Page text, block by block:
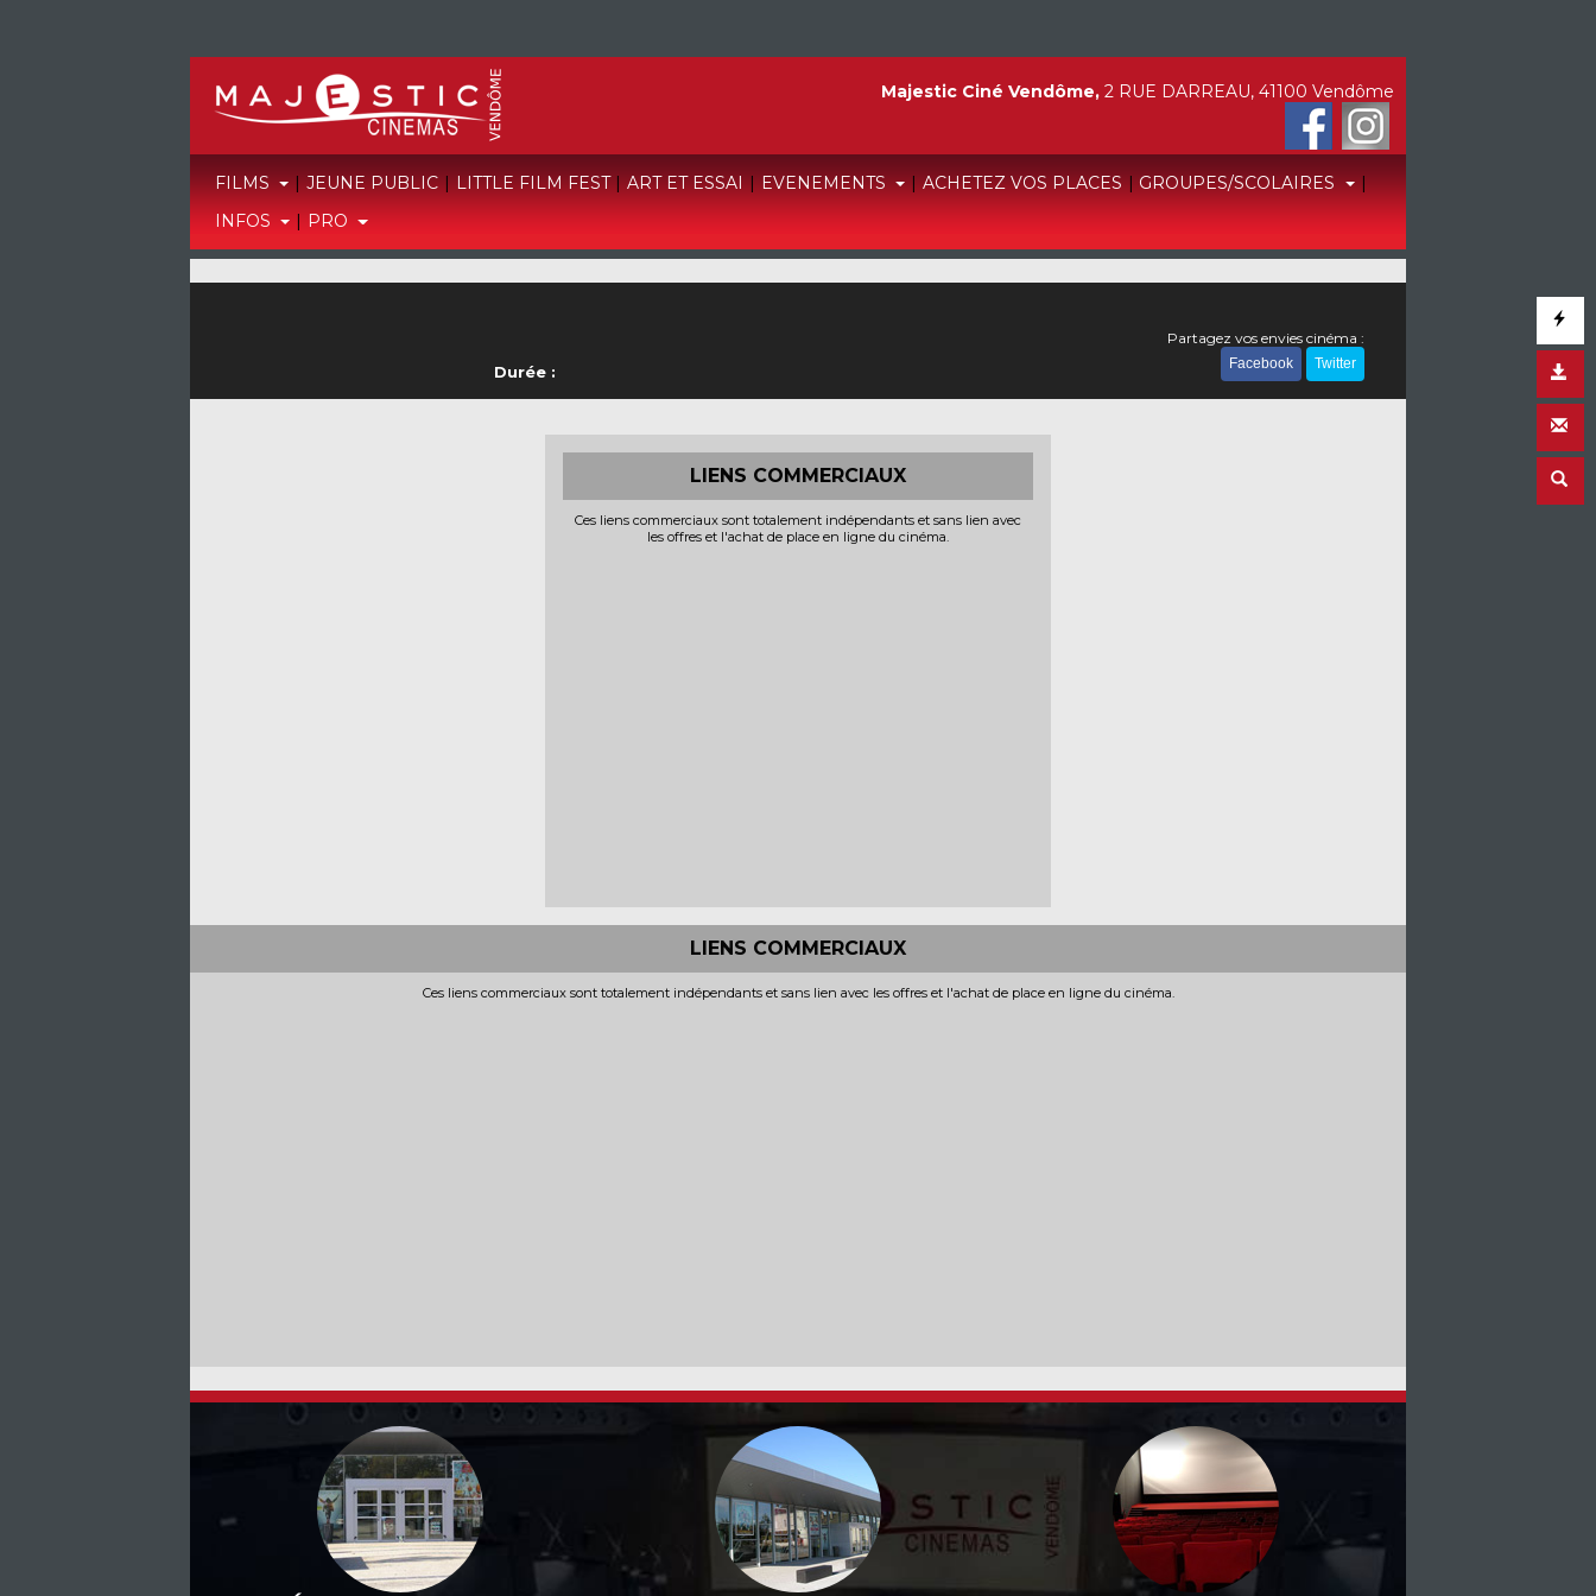
FILMS | JEUNE PUBLIC | LITTLE FILM FEST | ART ET ESSAI | EVENEMENTS | ACHETEZ VOS PLACES | GROUPES/SCOLAIRES
|
INFOS
| PRO
Majestic Ciné Vendôme, 2 RUE DARREAU, 41100 Vendôme
Durée :
Partagez vos envies cinéma :
Facebook Twitter
LIENS COMMERCIAUX
Ces liens commerciaux sont totalement indépendants et sans lien avec
les offres et l'achat de place en ligne du cinéma.
LIENS COMMERCIAUX
Ces liens commerciaux sont totalement indépendants et sans lien avec les offres et l'achat de place en ligne du cinéma.